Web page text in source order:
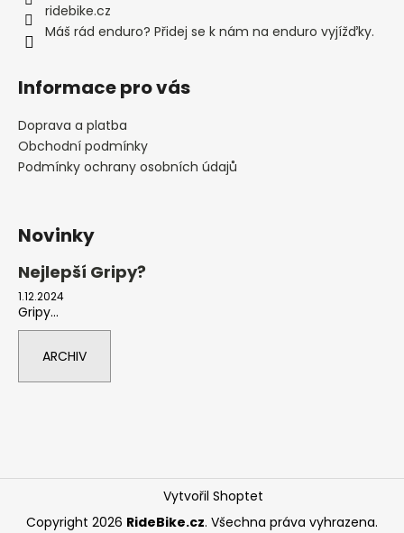
ridebike.cz
Máš rád enduro? Přidej se k nám na enduro vyjížďky.
Informace pro vás
Doprava a platba
Obchodní podmínky
Podmínky ochrany osobních údajů
Novinky
Nejlepší Gripy?
1.12.2024
Gripy...
ARCHIV
Vytvořil Shoptet
Copyright 2026 RideBike.cz. Všechna práva vyhrazena.